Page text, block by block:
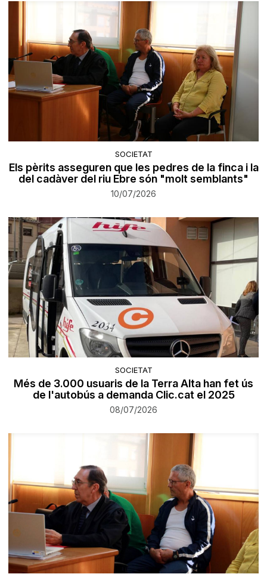
SOCIETAT
Els pèrits asseguren que les pedres de la finca i la
del cadàver del riu Ebre són "molt semblants"
10/07/2026
SOCIETAT
Més de 3.000 usuaris de la Terra Alta han fet ús
de l'autobús a demanda Clic.cat el 2025
08/07/2026